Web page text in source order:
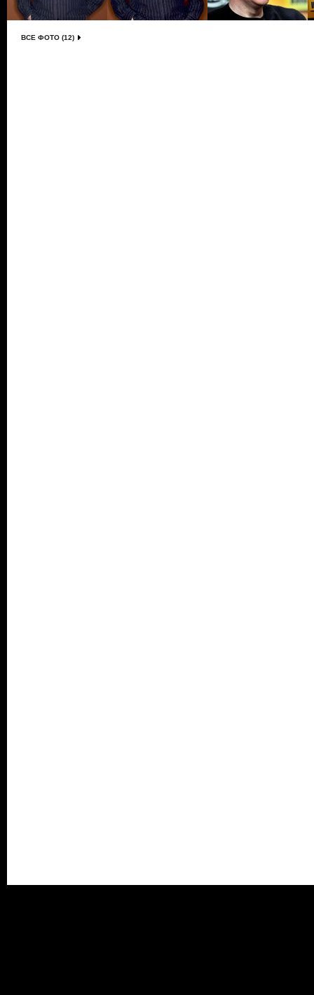
ВСЕ ФОТО (12)